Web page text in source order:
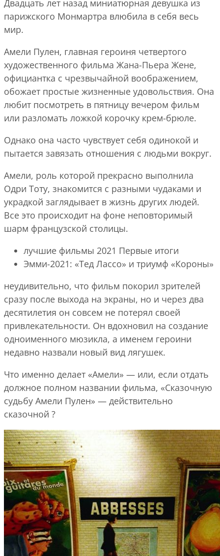
Двадцать лет назад миниатюрная девушка из
парижского Монмартра влюбила в себя весь
мир.
Амели Пулен, главная героиня четвертого
художественного фильма Жана-Пьера Жене,
официантка с чрезвычайной воображением,
обожает простые жизненные удовольствия. Она
любит посмотреть в пятницу вечером фильм
или разломать ложкой корочку крем-брюле.
Однако она часто чувствует себя одинокой и
пытается завязать отношения с людьми вокруг.
Амели, роль которой прекрасно выполнила
Одри Тоту, знакомится с разными чудаками и
украдкой заглядывает в жизнь других людей.
Все это происходит на фоне неповторимый
шарм французской столицы.
лучшие фильмы 2021 Первые итоги
Эмми-2021: «Тед Лассо» и триумф «Короны»
неудивительно, что фильм покорил зрителей
сразу после выхода на экраны, но и через два
десятилетия он совсем не потерял своей
привлекательности. Он вдохновил на создание
одноименного мюзикла, а именем героини
недавно назвали новый вид лягушек.
Что именно делает «Амели» — или, если отдать
должное полном названии фильма, «Сказочную
судьбу Амели Пулен» — действительно
сказочной ?